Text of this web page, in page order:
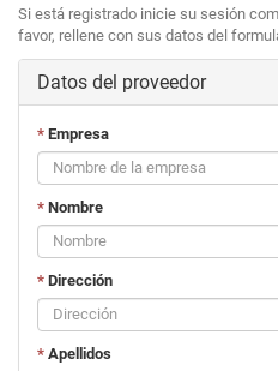
Si está registrado inicie su sesión
favor, rellene con sus datos del
Datos del proveedor
* Empresa
* Nombre
* Dirección
* Apellidos